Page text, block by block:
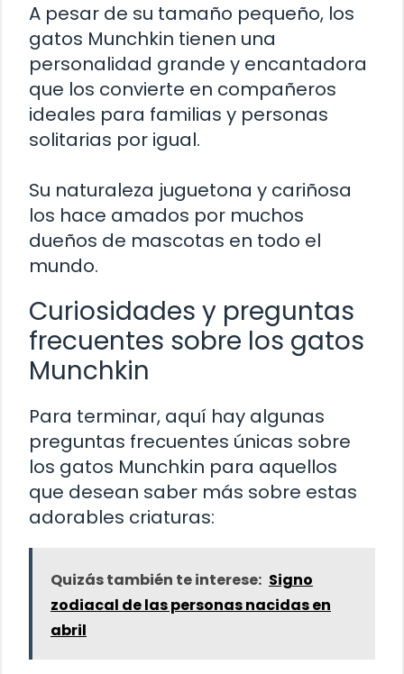
A pesar de su tamaño pequeño, los
gatos Munchkin tienen una
personalidad grande y encantadora
que los convierte en compañeros
ideales para familias y personas
solitarias por igual.
Su naturaleza juguetona y cariñosa
los hace amados por muchos
dueños de mascotas en todo el
mundo.
Curiosidades y preguntas
frecuentes sobre los gatos
Munchkin
Para terminar, aquí hay algunas
preguntas frecuentes únicas sobre
los gatos Munchkin para aquellos
que desean saber más sobre estas
adorables criaturas:
Quizás también te interese: Signo
zodiacal de las personas nacidas en
abril